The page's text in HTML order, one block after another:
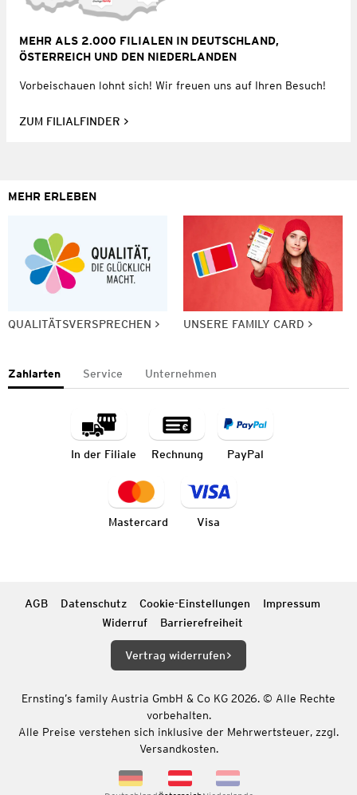
MEHR ALS 2.000 FILIALEN IN DEUTSCHLAND,
ÖSTERREICH UND DEN NIEDERLANDEN
Vorbeischauen lohnt sich! Wir freuen uns auf Ihren Besuch!
ZUM FILIALFINDER
MEHR ERLEBEN
QUALITÄTSVERSPRECHEN UNSERE FAMILY CARD
Zahlarten Service Unternehmen
In der Filiale Rechnung PayPal
Mastercard Visa
AGB Datenschutz Cookie-Einstellungen
Impressum
Widerruf
Barrierefreiheit
Vertrag widerrufen
Ernsting’s family Austria GmbH & Co KG 2026. © Alle Rechte
vorbehalten.
Alle Preise verstehen sich inklusive der Mehrwertsteuer, zzgl.
Versandkosten.